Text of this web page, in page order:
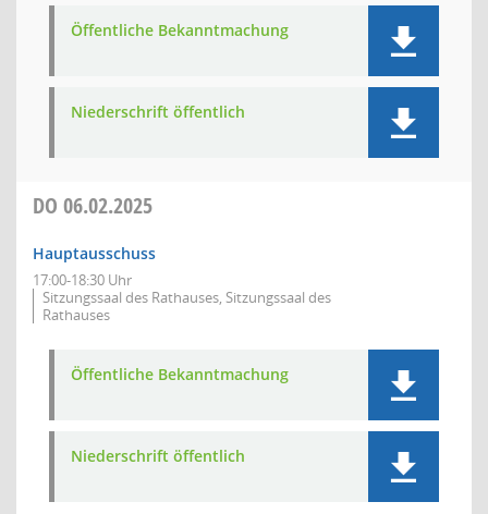
Öffentliche Bekanntmachung
Niederschrift öffentlich
DO 06.02.2025
Hauptausschuss
17:00-18:30 Uhr
Sitzungssaal des Rathauses, Sitzungssaal des
Rathauses
Öffentliche Bekanntmachung
Niederschrift öffentlich